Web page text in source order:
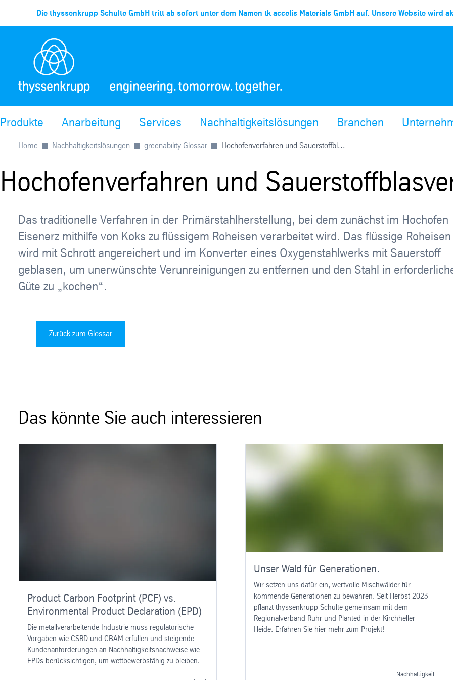
Die thyssenkrupp Schulte GmbH tritt ab sofort unter dem Namen tk accelis Materials GmbH auf. Unsere Website wird
Produkte Anarbeitung Services Nachhaltigkeitslösungen Branchen
Home Nachhaltigkeitslösungen greenability Glossar Hochofenverfahren und Sauerstoffbl...
Hochofenverfahren und
Das traditionelle Verfahren in der Primärstahlherstellung, bei dem zunächst im Hochofen
Eisenerz mithilfe von Koks zu flüssigem Roheisen verarbeitet wird. Das flüssige Roheisen
wird mit Schrott angereichert und im Konverter eines Oxygenstahlwerks mit Sauerstoff
geblasen, um unerwünschte Verunreinigungen zu entfernen und den Stahl in
Güte zu „kochen“.
Zurück zum Glossar
Das könnte Sie auch interessieren
Product Carbon Footprint (PCF) vs.
Environmental Product Declaration (EPD)
Die metallverarbeitende Industrie muss regulatorische
Vorgaben wie CSRD und CBAM erfüllen und steigende
Kundenanforderungen an Nachhaltigkeitsnachweise wie
EPDs berücksichtigen, um wettbewerbsfähig zu bleiben.
Unser Wald für Generationen.
Wir setzen uns dafür ein, wertvolle Mischwälder für
kommende Generationen zu bewahren. Seit Herbst 2023
pflanzt thyssenkrupp Schulte gemeinsam mit dem
Regionalverband Ruhr und Planted in der Kirchheller
Heide. Erfahren Sie hier mehr zum Projekt!
Nachhaltigkeit